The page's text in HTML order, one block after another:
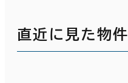
直近に見た物件